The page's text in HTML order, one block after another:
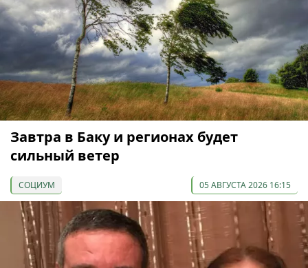
Завтра в Баку и регионах будет
сильный ветер
СОЦИУМ 05 АВГУСТА 2026 16:15